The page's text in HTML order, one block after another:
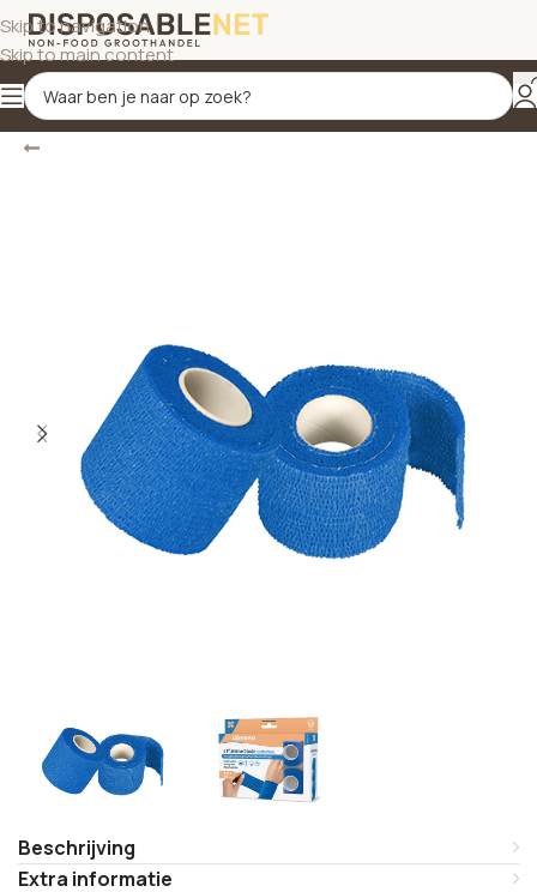
Skip to navigation
Skip to main content
Terug Home/Plezisters
Beschrijving
Extra informatie